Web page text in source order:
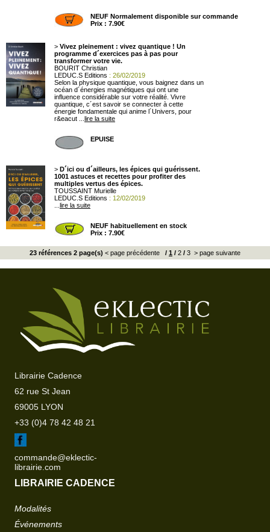
NEUF Normalement disponible sur commande
Prix : 7.90€
> Vivez pleinement : vivez quantique ! Un
programme d´exercices pas à pas pour
transformer votre vie.
BOURIT Christian
LEDUC.S Editions : 26/02/2019
Selon la physique quantique, vous baignez dans un
océan d´énergies magnétiques qui ont une
influence considérable sur votre réalité. Vivre
quantique, c´est savoir se connecter à cette
énergie fondamentale qui anime l´Univers, pour
r&eacut ... lire la suite
EPUISE
> D´ici ou d´ailleurs, les épices qui guérissent.
1001 astuces et recettes pour profiter des
multiples vertus des épices.
TOUSSAINT Murielle
LEDUC.S Editions : 12/02/2019
lire la suite
NEUF habituellement en stock
Prix : 7.90€
23 références 2 page(s) < page précédente / 1 / 2 / 3 > page suivante
Librairie Cadence
62 rue St Jean
69005 LYON
+33 (0)4 78 42 48 21
commande@eklectic-
librairie.com
LIBRAIRIE CADENCE
Modalités
Événements